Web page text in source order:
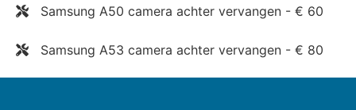
Samsung A50 camera achter vervangen - € 60
Samsung A53 camera achter vervangen - € 80